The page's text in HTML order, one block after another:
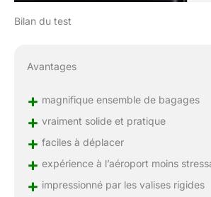
Bilan du test
Avantages
+ magnifique ensemble de bagages
+ vraiment solide et pratique
+ faciles à déplacer
+ expérience à l’aéroport moins
+ impressionné par les valises rigides